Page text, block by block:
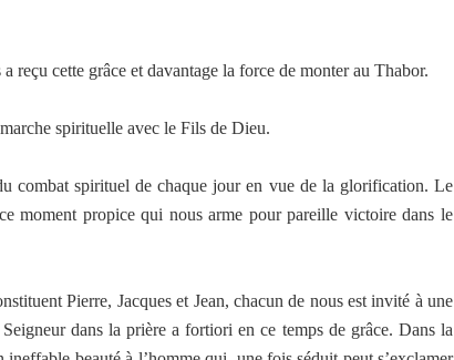
reçu cette grâce et davantage la force de monter au Thabor.
spirituelle avec le Fils de Dieu.
combat spirituel de chaque jour en vue de la glorification. Le
moment propice qui nous arme pour pareille victoire dans le
Pierre, Jacques et Jean, chacun de nous est invité à une
dans la prière a fortiori en ce temps de grâce. Dans la